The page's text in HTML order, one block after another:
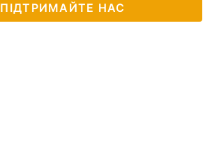
ПІДТРИМАЙТЕ НАС